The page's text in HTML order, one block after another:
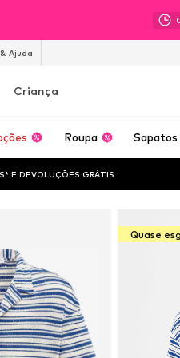
Ajuda
Criança
Roupa Sapatos
E DEVOLUÇÕES GRÁTIS
Quase